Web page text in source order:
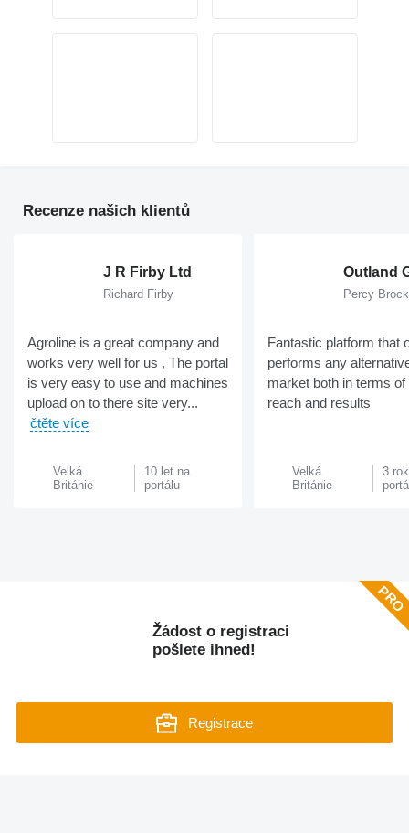
Recenze našich klientů
J R Firby Ltd
Richard Firby
Agroline is a great company and
works very well for us , The portal
is very easy to use and machines
upload on to there site very...
čtěte více
Velká
Británie
10 let na
portálu
Percy Brock
Fantastic platform that
performs any
market both in terms of
reach and results
Velká
Británie
3
Žádost o registraci
pošlete ihned!
Registrace